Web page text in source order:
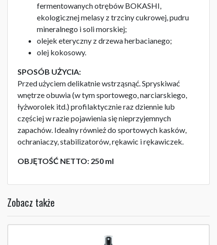
fermentowanych otrębów BOKASHI,
ekologicznej melasy z trzciny cukrowej, pudru
mineralnego i soli morskiej;
olejek eteryczny z drzewa herbacianego;
olej kokosowy.
SPOSÓB UŻYCIA:
Przed użyciem delikatnie wstrząsnąć. Spryskiwać
wnętrze obuwia (w tym sportowego, narciarskiego,
łyżworolek itd.) profilaktycznie raz dziennie lub
częściej w razie pojawienia się nieprzyjemnych
zapachów. Idealny również do sportowych kasków,
ochraniaczy, stabilizatorów, rękawic i rękawiczek.
OBJĘTOŚĆ NETTO: 250 ml
Zobacz także